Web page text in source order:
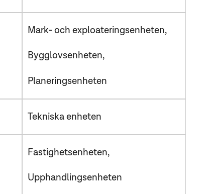
Mark- och exploateringsenheten
Bygglovsenheten
Planeringsenheten
Tekniska enheten
Fastighetsenheten
Upphandlingsenheten